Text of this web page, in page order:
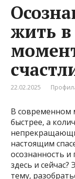
жить
22.02.2025
В современном
быстрее, а
настоящим
осознанность
здесь и
тему,